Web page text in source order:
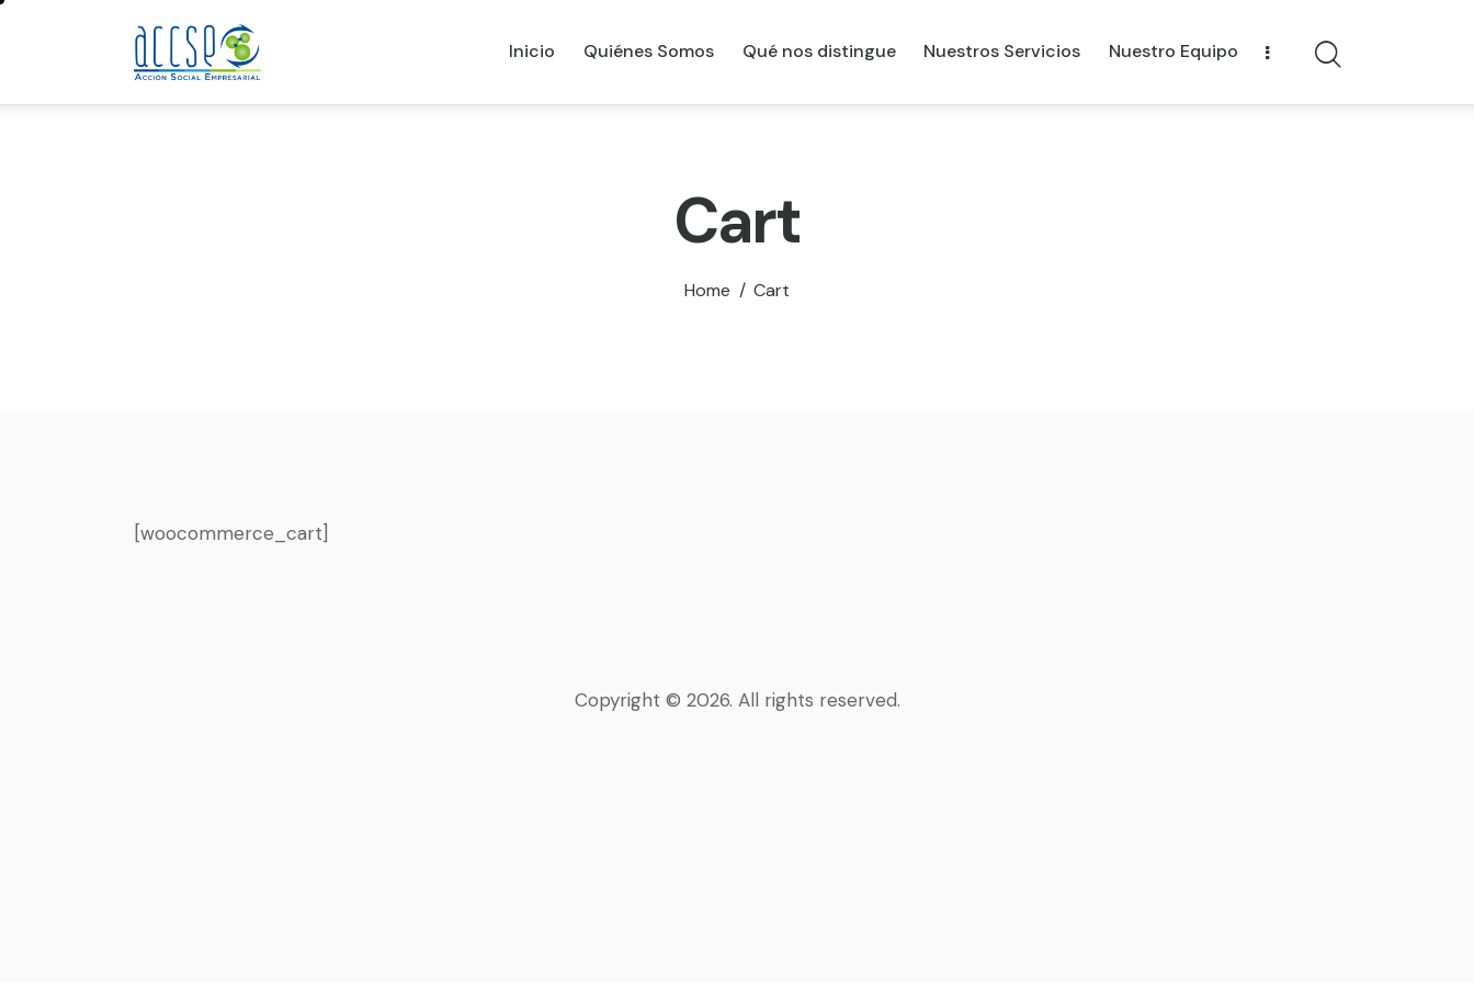
Inicio Quiénes Somos Qué nos distingue Nuestros Servicios Nuestro Equipo
Cart
Home Cart
[woocommerce_cart]
Copyright © 2026. All rights reserved.